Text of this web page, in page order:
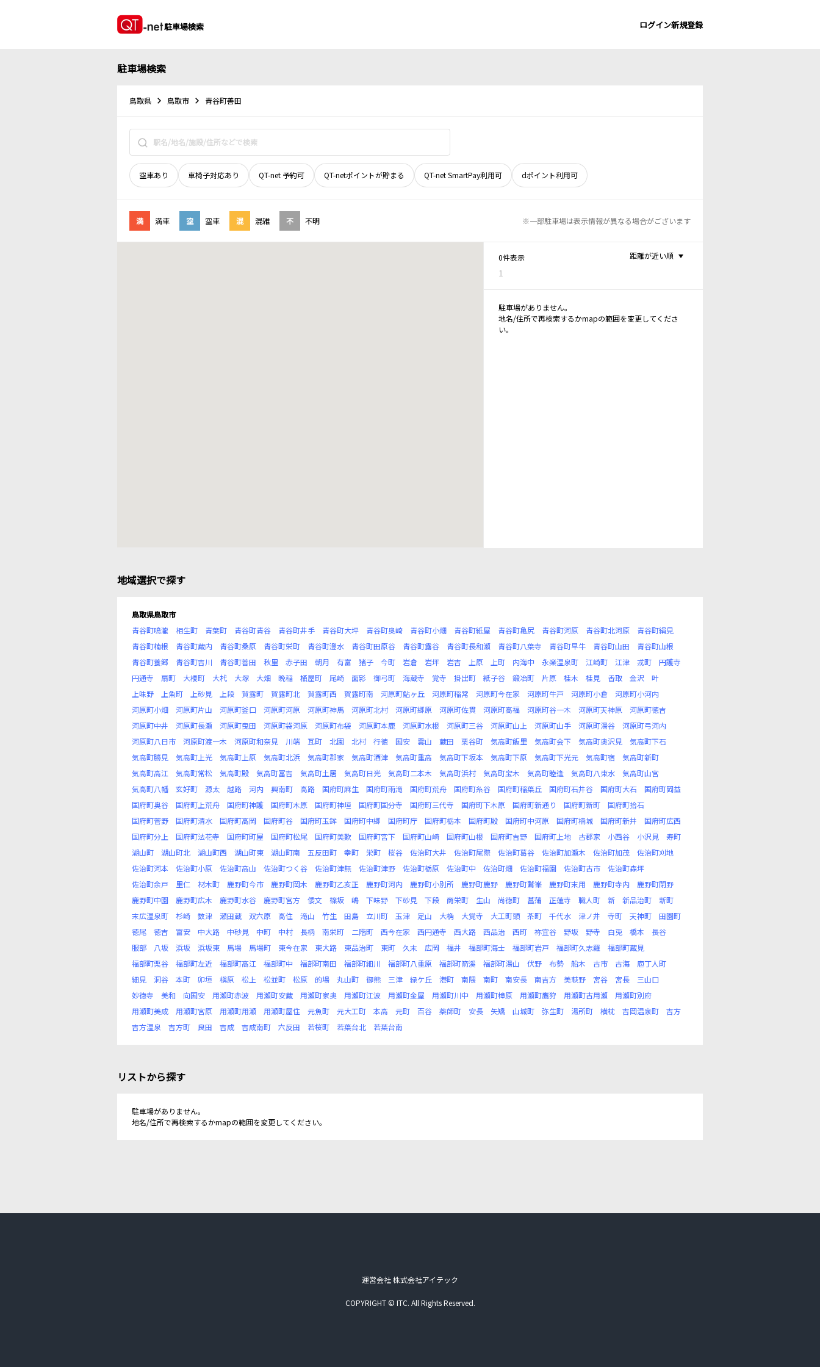
駐車場検索 ログイン新規登録
駐車場検索
鳥取県 鳥取市 青谷町善田
空車あり 車椅子対応あり QT-net 予約可 QT-netポイントが貯まる QT-net SmartPay利用可 dポイント利用可
満 満車 空 空車 混 混雑 不 不明 ※一部駐車場は表示情報が異なる場合がございます
0件表示
1
距離が近い順
駐車場がありません。
地名/住所で再検索するかmapの範囲を変更してくださ
い。
地域選択で探す
鳥取県鳥取市
青谷町鳴瀧
相生町 青葉町 青谷町青谷 青谷町井手 青谷町大坪 青谷町奥崎 青谷町小畑 青谷町紙屋 青谷町亀尻 青谷町河原 青谷町北河原
青谷町絹見
青谷町楠根
青谷町蔵内 青谷町桑原 青谷町栄町 青谷町澄水 青谷町田原谷 青谷町露谷 青谷町長和瀬 青谷町八葉寺 青谷町早牛 青谷町山田
青谷町山根
青谷町養郷
青谷町吉川 青谷町善田 秋里 赤子田 朝月 有富 猪子 今町 岩倉 岩坪 岩吉 上原 上町 内海中 永楽温泉町 江崎町 江津 戎町
円護寺
円通寺
扇町 大榎町 大杙 大塚 大畑 晩稲 桶屋町 尾崎 面影 御弓町 海蔵寺 覚寺 掛出町 紙子谷 鍛冶町 片原 桂木 桂見 香取 金沢
叶
上味野
上魚町 上砂見 上段 賀露町 賀露町北 賀露町西 賀露町南 河原町鮎ヶ丘 河原町稲常 河原町今在家 河原町牛戸 河原町小倉
河原町小河内
河原町小畑
河原町片山 河原町釜口 河原町河原 河原町神馬 河原町北村 河原町郷原 河原町佐貫 河原町高福 河原町谷一木 河原町天神原
河原町徳吉
河原町中井
河原町長瀬 河原町曳田 河原町袋河原 河原町布袋 河原町本鹿 河原町水根 河原町三谷 河原町山上 河原町山手 河原町湯谷
河原町弓河内
河原町八日市
河原町渡一木 河原町和奈見 川端 瓦町 北園 北村 行徳 国安 雲山 蔵田 栗谷町 気高町飯里 気高町会下 気高町奥沢見
気高町下石
気高町勝見
気高町上光 気高町上原 気高町北浜 気高町郡家 気高町酒津 気高町重高 気高町下坂本 気高町下原 気高町下光元 気高町宿
気高町新町
気高町高江
気高町常松 気高町殿 気高町冨吉 気高町土居 気高町日光 気高町二本木 気高町浜村 気高町宝木 気高町睦逢 気高町八束水
気高町山宮
気高町八幡
玄好町 源太 越路 河内 興南町 高路 国府町麻生 国府町雨滝 国府町荒舟 国府町糸谷 国府町稲葉丘 国府町石井谷 国府町大石
国府町岡益
国府町奥谷
国府町上荒舟 国府町神護 国府町木原 国府町神垣 国府町国分寺 国府町三代寺 国府町下木原 国府町新通り 国府町新町
国府町拾石
国府町菅野
国府町清水 国府町高岡 国府町谷 国府町玉鉾 国府町中郷 国府町庁 国府町栃本 国府町殿 国府町中河原 国府町楠城 国府町新井
国府町広西
国府町分上
国府町法花寺 国府町町屋 国府町松尾 国府町美歎 国府町宮下 国府町山崎 国府町山根 国府町吉野 国府町上地 古郡家 小西谷 小沢見
寿町
湖山町
湖山町北 湖山町西 湖山町東 湖山町南 五反田町 幸町 栄町 桜谷 佐治町大井 佐治町尾際 佐治町葛谷 佐治町加瀬木 佐治町加茂
佐治町刈地
佐治町河本
佐治町小原 佐治町高山 佐治町つく谷 佐治町津無 佐治町津野 佐治町栃原 佐治町中 佐治町畑 佐治町福園 佐治町古市
佐治町森坪
佐治町余戸
里仁 材木町 鹿野町今市 鹿野町岡木 鹿野町乙亥正 鹿野町河内 鹿野町小別所 鹿野町鹿野 鹿野町鷲峯 鹿野町末用 鹿野町寺内
鹿野町閉野
鹿野町中園
鹿野町広木 鹿野町水谷 鹿野町宮方 倭文 篠坂 嶋 下味野 下砂見 下段 商栄町 生山 尚徳町 菖蒲 正蓮寺 職人町 新 新品治町
新町
末広温泉町
杉崎 数津 瀬田蔵 双六原 高住 滝山 竹生 田島 立川町 玉津 足山 大桷 大覚寺 大工町頭 茶町 千代水 津ノ井 寺町 天神町
田園町
徳尾
徳吉 富安 中大路 中砂見 中町 中村 長柄 南栄町 二階町 西今在家 西円通寺 西大路 西品治 西町 祢宜谷 野坂 野寺 白兎 橋本
長谷
服部
八坂 浜坂 浜坂東 馬場 馬場町 東今在家 東大路 東品治町 東町 久末 広岡 福井 福部町海士 福部町岩戸 福部町久志羅
福部町蔵見
福部町栗谷
福部町左近 福部町高江 福部町中 福部町南田 福部町細川 福部町八重原 福部町箭溪 福部町湯山 伏野 布勢 船木 古市 古海
庖丁人町
細見
洞谷 本町 卯垣 槇原 松上 松並町 松原 的場 丸山町 御熊 三津 緑ケ丘 港町 南隈 南町 南安長 南吉方 美萩野 宮谷 宮長
三山口
妙徳寺
美和 向国安 用瀬町赤波 用瀬町安蔵 用瀬町家奥 用瀬町江波 用瀬町金屋 用瀬町川中 用瀬町樟原 用瀬町鷹狩 用瀬町古用瀬
用瀬町別府
用瀬町美成
用瀬町宮原 用瀬町用瀬 用瀬町屋住 元魚町 元大工町 本高 元町 百谷 薬師町 安長 矢矯 山城町 弥生町 湯所町 横枕 吉岡温泉町
吉方
吉方温泉
吉方町 良田 吉成 吉成南町 六反田 若桜町 若葉台北 若葉台南
リストから探す
駐車場がありません。
地名/住所で再検索するかmapの範囲を変更してください。
運営会社 株式会社アイテック
COPYRIGHT © ITC. All Rights Reserved.